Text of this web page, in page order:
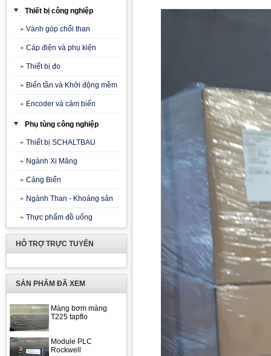
Thiết bị công nghiệp
Vành góp chổi than
Cáp điện và phụ kiện
Thiết bị đo
Biến tần và Khởi động mềm
Encoder và cảm biến
Phụ tùng công nghiệp
Thiết bị SCHALTBAU
Ngành Xi Măng
Cảng Biển
Ngành Than - Khoáng sản
Thực phẩm đồ uống
HỖ TRỢ TRỰC TUYẾN
SẢN PHẨM ĐÃ XEM
Màng bơm màng
T225 tapflo
Module PLC
Rockwell